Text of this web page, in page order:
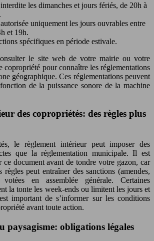
les dimanches et jours fériés, de 20h à
uniquement les jours ouvrables entre
et 19h.
spécifiques en période estivale.
le site web de votre mairie ou votre
copropriété pour connaître les réglementations
géographique. Ces réglementations peuvent
de la puissance sonore de la machine
des copropriétés: des règles plus
le règlement intérieur peut imposer des
que la réglementation municipale. Il est
ce document avant de tondre votre gazon, car
règles peut entraîner des sanctions (amendes,
en assemblée générale. Certaines
la tonte les week-ends ou limitent les jours et
important de s’informer sur les conditions
avant toute action.
paysagisme: obligations légales